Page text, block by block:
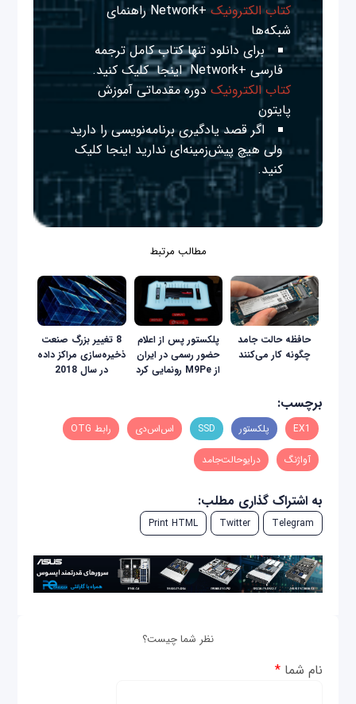
کتاب الکترونیک
+Network راهنمای
شبکه‌ها
برای دانلود تنها کتاب کامل ترجمه
فارسی +Network
اینجا کلیک کنید.
کتاب الکترونیک دوره مقدماتی آموزش
پایتون
اگر قصد یادگیری برنامه‌نویسی را دارید
ولی هیچ پیش‌زمینه‌ای نداریداینجا کلیک
کنید.
مطالب مرتبط
حافظه‌ حالت جامد
چگونه کار می‌کنند
پلکستور پس از اعلام
حضور رسمی در ایران
از M9Pe رونمایی کرد
8 تغییر بزرگ صنعت
ذخیره‌سازی مراکز داده
در سال 2018
برچسب:
EX1 پلکستور SSD اس‌اس‌دی رابط OTG
آواژنگ درایو‌حالت‌جامد
به اشتراک گذاری مطلب:
Telegram
Twitter
Print HTML
نظر شما چیست؟
نام شما*